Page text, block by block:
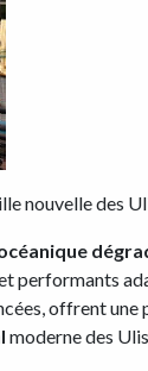
nouvelle des
performants
offrent
moderne des